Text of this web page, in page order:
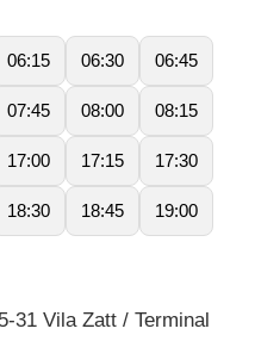
06:15 06:30 06:45
07:45 08:00 08:15
17:00 17:15 17:30
18:30 18:45 19:00
31 Vila Zatt / Terminal